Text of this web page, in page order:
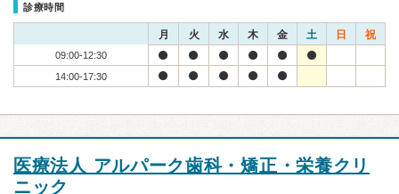
診療時間
月 火 水 木 金 土 日 祝
09:00-12:30
14:00-17:30
医療法人 アルパーク歯科・矯正・栄養クリ
ニック